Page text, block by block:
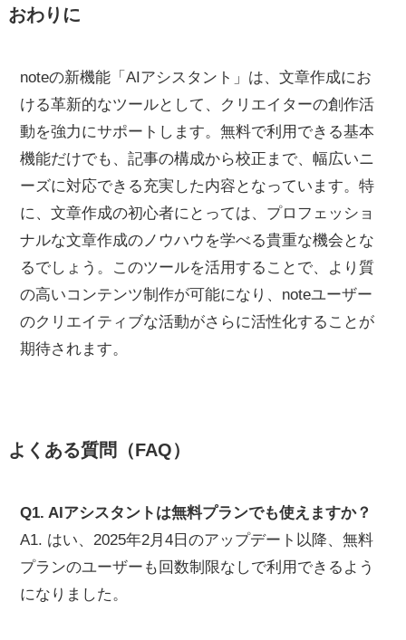
おわりに
noteの新機能「AIアシスタント」は、文章作成にお
ける革新的なツールとして、クリエイターの創作活
動を強力にサポートします。無料で利用できる基本
機能だけでも、記事の構成から校正まで、幅広いニ
ーズに対応できる充実した内容となっています。特
に、文章作成の初心者にとっては、プロフェッショ
ナルな文章作成のノウハウを学べる貴重な機会とな
るでしょう。このツールを活用することで、より質
の高いコンテンツ制作が可能になり、noteユーザー
のクリエイティブな活動がさらに活性化することが
期待されます。
よくある質問（FAQ）
Q1. AIアシスタントは無料プランでも使えますか？
A1. はい、2025年2月4日のアップデート以降、無料
プランのユーザーも回数制限なしで利用できるよう
になりました。